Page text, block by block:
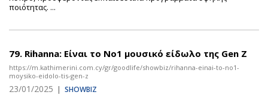
ποιότητας. ...
79. Rihanna: Είναι το Νο1 μουσικό είδωλο της Gen Z
https://m.kathimerini.com.cy/gr/goodlife/showbiz/rihanna-einai-to-no1-
moysiko-eidolo-tis-gen-z
23/01/2025 | SHOWBIZ